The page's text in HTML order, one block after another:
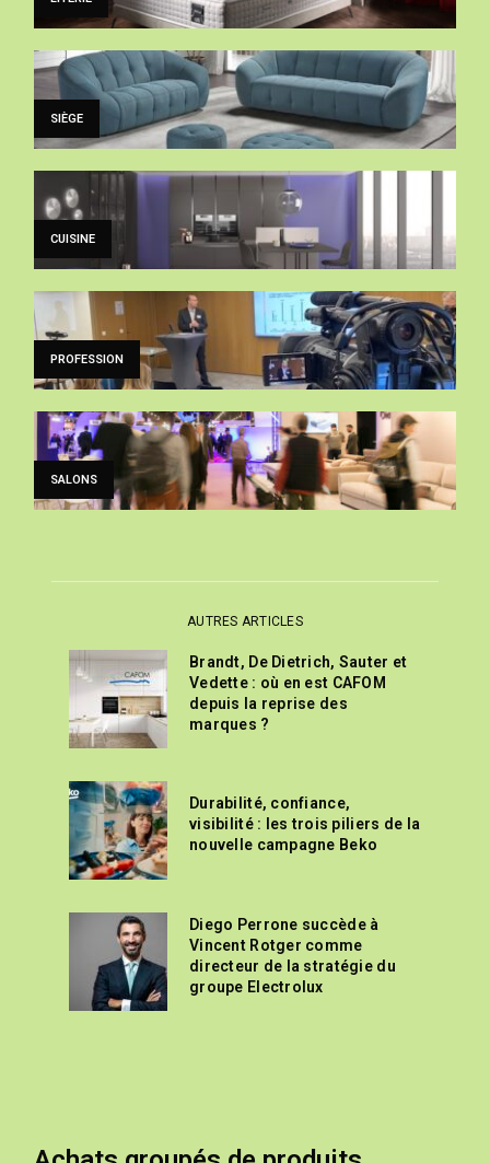
SIÈGE
CUISINE
PROFESSION
SALONS
AUTRES ARTICLES
Brandt, De Dietrich, Sauter et
Vedette : où en est CAFOM
depuis la reprise des
marques ?
Durabilité, confiance,
visibilité : les trois piliers de la
nouvelle campagne Beko
Diego Perrone succède à
Vincent Rotger comme
directeur de la stratégie du
groupe Electrolux